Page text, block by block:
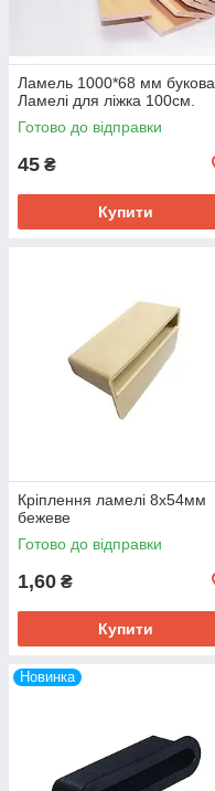
Ламель 1000*68 мм букова,
Ламелі для ліжка 100см.
Готово до відправки
45 ₴
Купити
Кріплення ламелі 8х54мм
бежеве
Готово до відправки
1,60 ₴
Купити
Новинка